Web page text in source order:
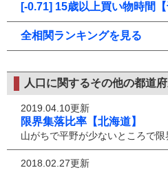
[-0.71] 15歳以上買い物時間【
全相関ランキングを見る
人口に関するその他の都道
2019.04.10更新
限界集落比率【北海道】
山がちで平野が少ないところで
2018.02.27更新